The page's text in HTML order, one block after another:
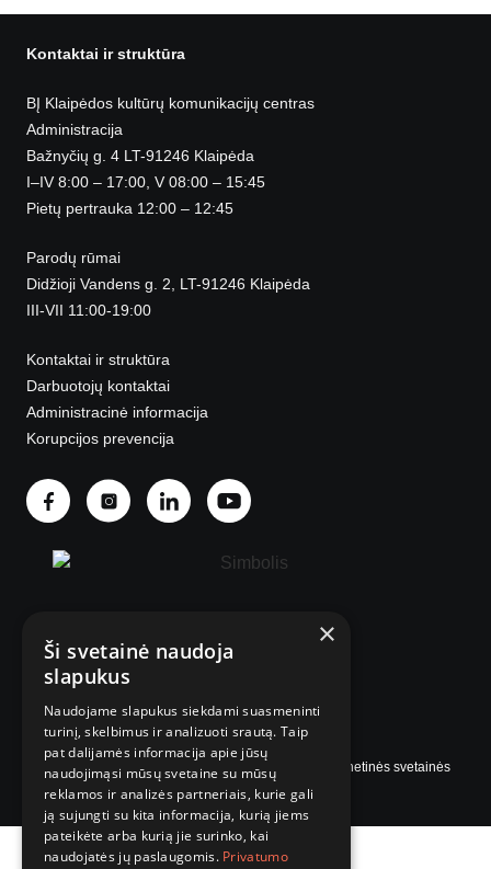
Kontaktai ir struktūra
BĮ Klaipėdos kultūrų komunikacijų centras
Administracija
Bažnyčių g. 4 LT-91246 Klaipėda
I–IV 8:00 – 17:00, V 08:00 – 15:45
Pietų pertrauka 12:00 – 12:45
Parodų rūmai
Didžioji Vandens g. 2, LT-91246 Klaipėda
III-VII 11:00-19:00
Kontaktai ir struktūra
Darbuotojų kontaktai
Administracinė informacija
Korupcijos prevencija
© 2025 Visos teisės saugomos.
Internetinės svetainės
×
Ši svetainė naudoja
slapukus
Naudojame slapukus siekdami suasmeninti
turinį, skelbimus ir analizuoti srautą. Taip
pat dalijamės informacija apie jūsų
naudojimąsi mūsų svetaine su mūsų
reklamos ir analizės partneriais, kurie gali
ją sujungti su kita informacija, kurią jiems
pateikėte arba kurią jie surinko, kai
naudojatės jų paslaugomis. Privatumo